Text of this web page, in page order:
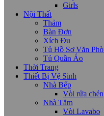
Girls
Nội Thất
Thảm
Bàn Đơn
Xích Đu
Tủ Hồ Sơ Văn
Tủ Quần Áo
Thời Trang
Thiết Bị Vệ Sinh
Nhà Bếp
Vòi rửa chén
Nhà Tắm
Vòi Lavabo